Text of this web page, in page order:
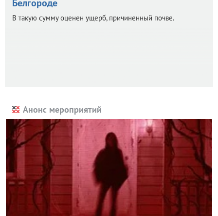
Белгороде
В такую сумму оценен ущерб, причиненный почве.
Анонс мероприятий